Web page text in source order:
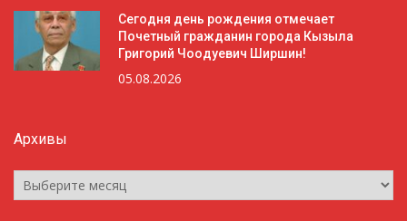
Сегодня день рождения отмечает
Почетный гражданин города Кызыла
Григорий Чоодуевич Ширшин!
05.08.2026
Архивы
Архивы